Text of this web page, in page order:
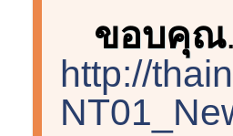
ขอบคุณ
http://